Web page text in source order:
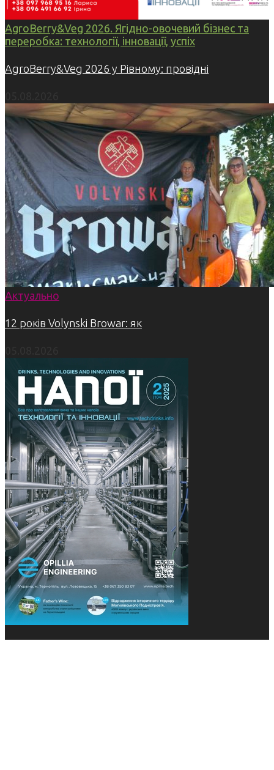
AgroBerry&Veg 2026. Ягідно-овочевий бізнес та
переробка: технології, інновації, успіх
AgroBerry&Veg 2026 у Рівному: провідні
Актуально
12 років Volynski Browar: як